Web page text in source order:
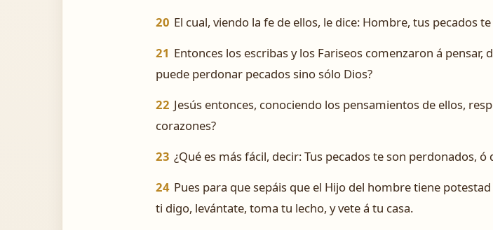
20 El cual, viendo la fe de ellos, le dice: Hombre, tus pecados
21 Entonces los escribas y los Fariseos comenzaron á pensar,
puede perdonar pecados sino sólo Dios?
22 Jesús entonces, conociendo los pensamientos de ellos,
corazones?
23 ¿Qué es más fácil, decir: Tus pecados te son perdonados, ó
24 Pues para que sepáis que el Hijo del hombre tiene
ti digo, levántate, toma tu lecho, y vete á tu casa.